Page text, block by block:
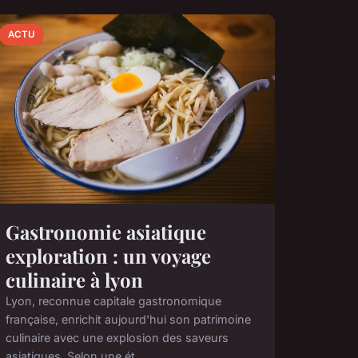
ACTU
Gastronomie asiatique
exploration : un voyage
culinaire à lyon
Lyon, reconnue capitale gastronomique
française, enrichit aujourd'hui son patrimoine
culinaire avec une explosion des saveurs